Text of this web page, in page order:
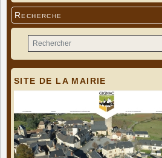
Recherche
SITE DE LA MAIRIE